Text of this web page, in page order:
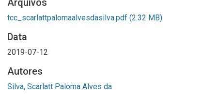
Arquivos
tcc_scarlattpalomaalvesdasilva.pdf (2.32 MB)
Data
2019-07-12
Autores
Silva, Scarlatt Paloma Alves da